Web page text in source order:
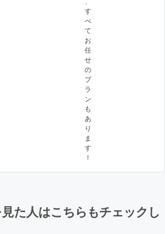
す
べ
て
お
任
せ
の
プ
ラ
ン
も
あ
り
ま
す
！
た人はこちらもチェックし